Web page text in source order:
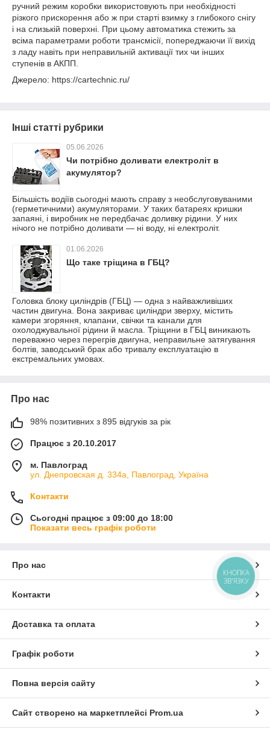
ручний режим коробки використовують при необхідності
різкого прискорення або ж при старті взимку з глибокого снігу
і на слизькій поверхні. При цьому автоматика стежить за
всіма параметрами роботи трансмісії, попереджаючи її вихід
з ладу навіть при неправильній активації тих чи інших
ступенів в АКПП.
Джерело: https://cartechnic.ru/
Інші статті рубрики
05.06.2026
Чи потрібно доливати електроліт в
акумулятор?
Більшість водіїв сьогодні мають справу з необслуговуваними
(герметичними) акумуляторами. У таких батареях кришки
запаяні, і виробник не передбачає доливку рідини. У них
нічого не потрібно доливати — ні воду, ні електроліт.
01.06.2026
Що таке тріщина в ГБЦ?
Головка блоку циліндрів (ГБЦ) — одна з найважливіших
частин двигуна. Вона закриває циліндри зверху, містить
камери згоряння, клапани, свічки та канали для
охолоджувальної рідини й масла. Тріщини в ГБЦ виникають
переважно через перегрів двигуна, неправильне затягування
болтів, заводський брак або тривалу експлуатацію в
екстремальних умовах.
Про нас
98% позитивних з 895 відгуків за рік
Працює з 20.10.2017
м. Павлоград
ул. Днепровская д. 334а, Павлоград, Україна
Контакти
Сьогодні працює з 09:00 до 18:00
Показати весь графік роботи
Про нас
Контакти
Доставка та оплата
Графік роботи
Повна версія сайту
Сайт створено на маркетплейсі Prom.ua
КНОПКА
ЗВ'ЯЗКУ